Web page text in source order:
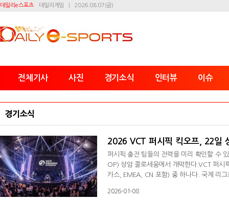
데일리e스포츠 데일리게임 2026.08.07(금)
전체기사 사진 경기소식 인터뷰 이슈
경기소식
2026 VCT 퍼시픽 킥오프, 22일
퍼시픽 출전 팀들의 전력을 미리 확인할 수
OP) 상암 콜로세움에서 개막한다.VCT 퍼시
카스, EMEA, CN 포함) 중 하나다. 국제 리그는 마스터스와 챔피언스 등 세계 무대로 향하는 진출권을 얻을 수 있는 관문
리는 올해 첫 국제 대회인 ‘마스터스 산티아
2026-01-08